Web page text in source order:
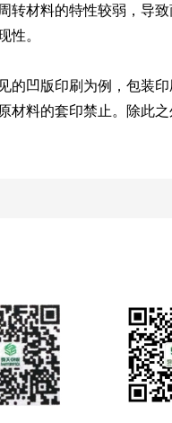
材料的特性较弱，导
性。
凹版印刷为例，包装
料的套印禁止。除此